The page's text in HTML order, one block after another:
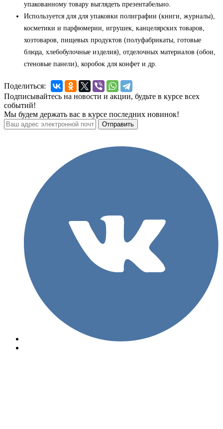
упакованному товару выглядеть презентабельно.
Используется для для упаковки полиграфии (книги, журналы),
косметики и парфюмерии, игрушек, канцелярских товаров,
хозтоваров, пищевых продуктов (полуфабрикаты, готовые
блюда, хлебобулочные изделия), отделочных материалов (обои,
стеновые панели), коробок для конфет и др.
Поделиться:
Подписывайтесь на новости и акции, будьте в курсе всех
событий!
Мы будем держать вас в курсе последних новинок!